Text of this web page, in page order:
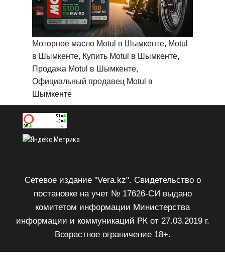
Моторное масло Motul в Шымкенте, Motul
в Шымкенте, Купить Motul в Шымкенте,
Продажа Motul в Шымкенте,
Официальный продавец Motul в
Шымкенте
Сетевое издание "Vera.kz". Свидетельство о
постановке на учет № 17626-СИ выдано
комитетом информации Министерства
информации и коммуникаций РК от 27.03.2019 г.
Возрастное ограничение 18+.